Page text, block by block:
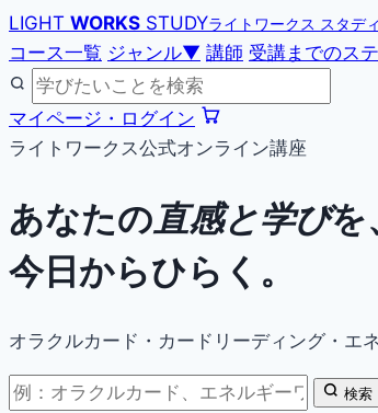
LIGHT WORKS STUDYライトワークス スタディ
コース一覧 ジャンル▼ 講師 受講までのス
マイページ・ログイン
ライトワークス公式オンライン講座
あなたの直感と学びを
今日からひらく。
オラクルカード・カードリーディング・エ
検索